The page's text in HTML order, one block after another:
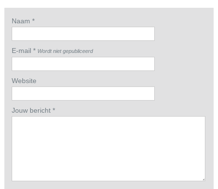
Naam *
E-mail * Wordt niet gepubliceerd
Website
Jouw bericht *